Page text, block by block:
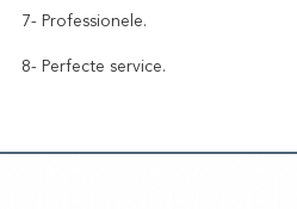
7- Professionele.
8- Perfecte service.